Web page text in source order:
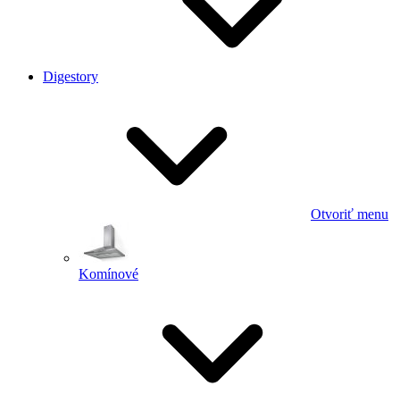
Digestory
Otvoriť menu
Komínové